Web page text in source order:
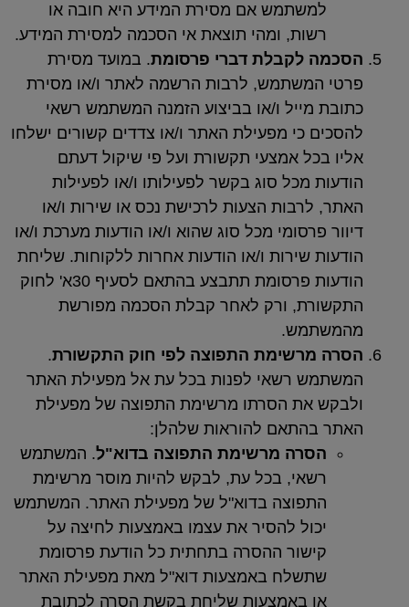
אם מסירת המידע היא חובה או
ומהי תוצאת אי הסכמה למסירת המידע.
לקבלת דברי פרסומת. במועד מסירת
לרבות הרשמה לאתר ו/או מסירת
ו/או בביצוע הזמנה המשתמש רשאי
כי מפעילת האתר ו/או צדדים קשורים ישלחו
אמצעי תקשורת ועל פי שיקול דעתם
מכל סוג בקשר לפעילותו ו/או לפעילות
הצעות לרכישת נכס או שירות ו/או
מכל סוג שהוא ו/או הודעות מערכת ו/או
שירות ו/או הודעות אחרות ללקוחות. שליחת
הודעות פרסומת תתבצע בהתאם לסעיף 30א' לחוק
ורק לאחר קבלת הסכמה מפורשת
התפוצה לפי חוק התקשורת.
רשאי לפנות בכל עת אל מפעילת האתר
את הסרתו מרשימת התפוצה של מפעילת
להוראות שלהלן:
מרשימת התפוצה בדוא"ל. המשתמש
בכל עת, לבקש להיות מוסר מרשימת
בדוא"ל של מפעילת האתר. המשתמש
להסיר את עצמו באמצעות לחיצה על
ההסרה בתחתית כל הודעת פרסומת
באמצעות דוא"ל מאת מפעילת האתר
באמצעות שליחת בקשת הסרה לכתובת